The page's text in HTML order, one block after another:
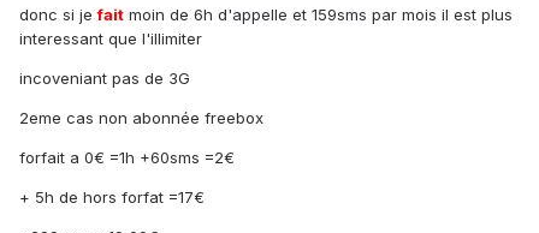
donc si jefait moin de 6h d'appelle et 159sms par mois il est plus
interessant que l'illimiter
incoveniant pas de 3G
2eme cas non abonnée freebox
forfait a 0€ =1h +60sms =2€
+ 5h de hors forfat =17€